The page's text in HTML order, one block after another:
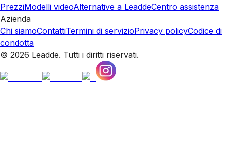
PrezziModelli videoAlternative a LeaddeCentro assistenza
Azienda
Chi siamoContattiTermini di servizioPrivacy policyCodice di
condotta
© 2026 Leadde. Tutti i diritti riservati.